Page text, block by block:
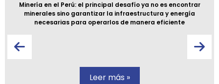
Minería en el Perú: el principal desafío ya no es encontrar
minerales sino garantizar la infraestructura y energía
necesarias para operarlos de manera eficiente
Leer más »